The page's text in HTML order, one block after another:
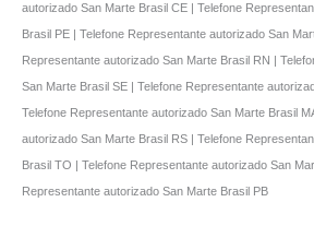
autorizado San Marte Brasil CE | Telefone
Brasil PE | Telefone Representante autorizado San
Representante autorizado San Marte Brasil RN |
San Marte Brasil SE | Telefone Representante
Telefone Representante autorizado San Marte Brasil
autorizado San Marte Brasil RS | Telefone
Brasil TO | Telefone Representante autorizado San
Representante autorizado San Marte Brasil PB